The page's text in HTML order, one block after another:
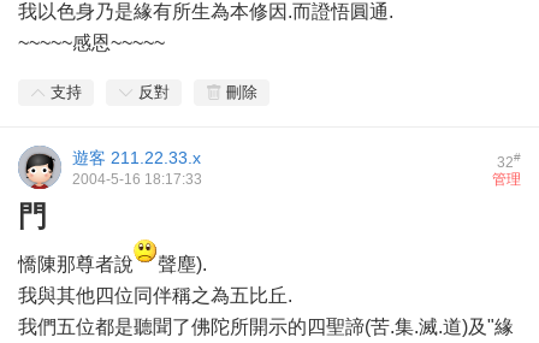
我以色身乃是緣有所生為本修因.而證悟圓通.
~~~~~感恩~~~~~
支持 反對 刪除
32#
遊客 211.22.33.x
管理
2004-5-16 18:17:33
門
憍陳那尊者說
聲塵).
我與其他四位同伴稱之為五比丘.
我們五位都是聽聞了佛陀所開示的四聖諦(苦.集.滅.道)及"緣